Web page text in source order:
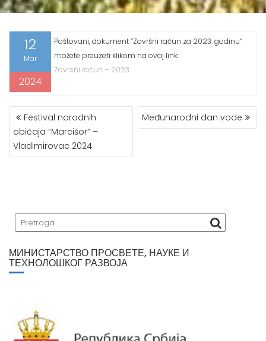
12
Mar
2024
Poštovani, dokument “Završni račun za 2023. godinu”
možete preuzeti klikom na ovaj link:
Zavrsni račun – 2023
O
S
G
T
I
Festival narodnih
običaja “Marcišor” –
Vladimirovac 2024.
Međunarodni dan vode
МИНИСТАРСТВО ПРОСВЕТЕ, НАУКЕ И
ТЕХНОЛОШКОГ РАЗВОЈА